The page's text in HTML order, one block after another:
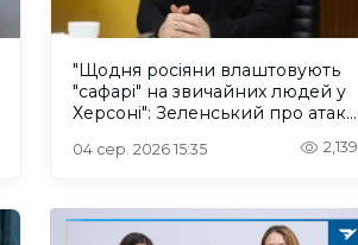
"Щодня росіяни влаштовують
"сафарі" на звичайних людей у
Херсоні": Зеленський про атаку
04 сер. 2026 15:35 2,139